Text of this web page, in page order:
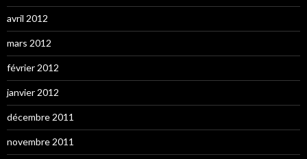
avril 2012
mars 2012
février 2012
janvier 2012
décembre 2011
novembre 2011